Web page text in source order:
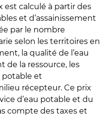
est calculé à partir des
et d’assainissement
par le nombre
selon les territoires en
la qualité de l’eau
de la ressource, les
potable et
récepteur. Ce prix
d’eau potable et du
compte des taxes et